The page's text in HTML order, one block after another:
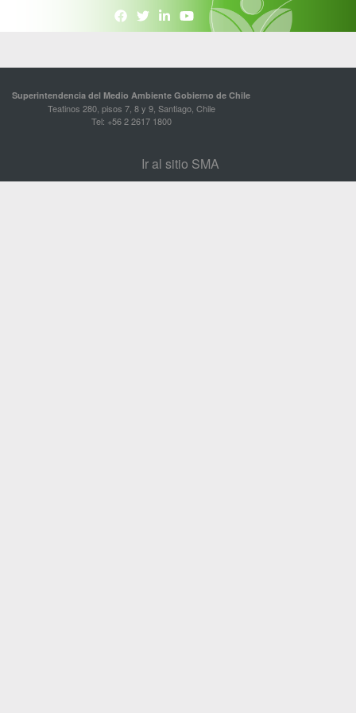
Superintendencia del Medio Ambiente Gobierno de Chile
Teatinos 280, pisos 7, 8 y 9, Santiago, Chile
Tel: +56 2 2617 1800
Ir al sitio SMA